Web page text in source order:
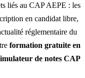
liés au CAP AEPE : les
en candidat libre,
réglementaire du
formation gratuite en
de notes CAP